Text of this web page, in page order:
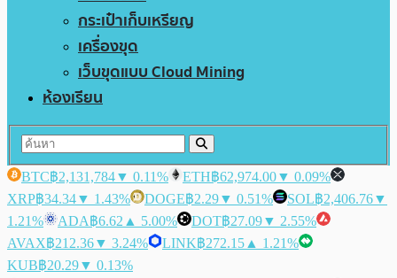
กระเป๋าเก็บเหรียญ
เครื่องขุด
เว็บขุดแบบ Cloud Mining
ห้องเรียน
BTC฿2,131,784▼ 0.11% ETH฿62,974.00▼ 0.09%
XRP฿34.34▼ 1.43% DOGE฿2.29▼ 0.51% SOL฿2,406.76▼
1.21%
ADA฿6.62 ▲ 5.00% DOT฿27.09▼ 2.55%
AVAX฿212.36▼ 3.24% LINK฿272.15 ▲ 1.21%
KUB฿20.29▼ 0.13%